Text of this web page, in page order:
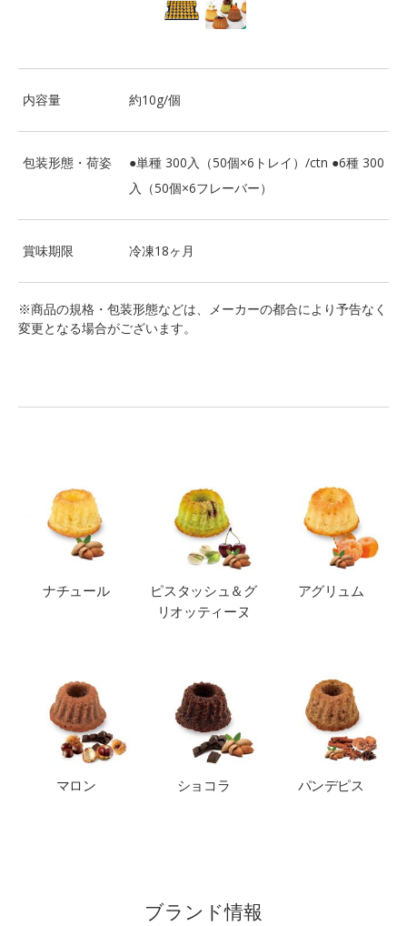
内容量 約10g/個
包装形態・荷姿
●単種 300入（50個×6トレイ）/ctn ●6種 300
入（50個×6フレーバー）
賞味期限 冷凍18ヶ月
※商品の規格・包装形態などは、メーカーの都合により予告なく
変更となる場合がございます。
ナチュール
ピスタッシュ＆グ
リオッティーヌ
アグリュム
マロン ショコラ パンデピス
ブランド情報